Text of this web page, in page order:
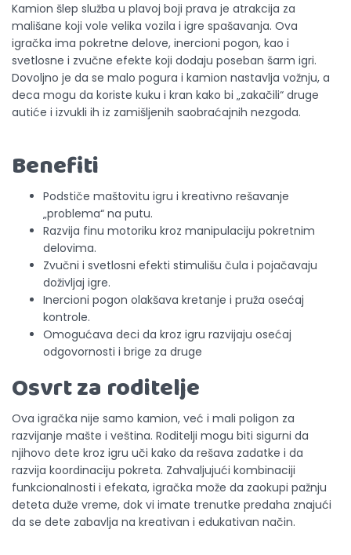
Kamion šlep služba u plavoj boji prava je atrakcija za
mališane koji vole velika vozila i igre spašavanja. Ova
igračka ima pokretne delove, inercioni pogon, kao i
svetlosne i zvučne efekte koji dodaju poseban šarm igri.
Dovoljno je da se malo pogura i kamion nastavlja vožnju, a
deca mogu da koriste kuku i kran kako bi „zakačili“ druge
autiće i izvukli ih iz zamišljenih saobraćajnih nezgoda.
Benefiti
Podstiče maštovitu igru i kreativno rešavanje
„problema“ na putu.
Razvija finu motoriku kroz manipulaciju pokretnim
delovima.
Zvučni i svetlosni efekti stimulišu čula i pojačavaju
doživljaj igre.
Inercioni pogon olakšava kretanje i pruža osećaj
kontrole.
Omogućava deci da kroz igru razvijaju osećaj
odgovornosti i brige za druge
Osvrt za roditelje
Ova igračka nije samo kamion, već i mali poligon za
razvijanje mašte i veština. Roditelji mogu biti sigurni da
njihovo dete kroz igru uči kako da rešava zadatke i da
razvija koordinaciju pokreta. Zahvaljujući kombinaciji
funkcionalnosti i efekata, igračka može da zaokupi pažnju
deteta duže vreme, dok vi imate trenutke predaha znajući
da se dete zabavlja na kreativan i edukativan način.